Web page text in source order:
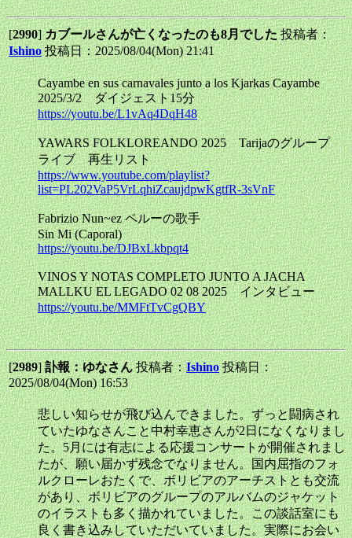
[2990]カブールさんが亡くなったのも8月でした投稿者：
Ishino 投稿日：2025/08/04(Mon) 21:41
Cayambe en sus carnavales junto a los Kjarkas Cayambe
2025/3/2 ダイジェスト15分
https://youtu.be/L1vAq4DqH48
YAWARS FOLKLOREANDO 2025 Tarijaのグループ
ライブ 再生リスト
https://www.youtube.com/playlist?
list=PL202VaP5VrLqhiZcaujdpwKgtfR-3sVnF
Fabrizio Nun~ez ペルーの歌手
Sin Mi (Caporal)
https://youtu.be/DJBxLkbpqt4
VINOS Y NOTAS COMPLETO JUNTO A JACHA
MALLKU EL LEGADO 02 08 2025 インタビュー
https://youtu.be/MMFtTvCgQBY
[2989]訃報：ゆなさん投稿者：Ishino 投稿日：
2025/08/04(Mon) 16:53
悲しい知らせが飛び込んできました。ずっと闘病され
ていたゆなさんこと中村幸恵さんが2日になくなりまし
た。5月には有志による応援コンサートが開催されまし
たが、願い届かず残念でなりません。国内屈指のフォ
ルクローレおたくで、ボリビアのアーチストとも交流
があり、ボリビアのグループのアルバムのジャケット
のイラストも多く描かれていました。この談話室にも
良く書き込みしていただいていました。実際にお会い